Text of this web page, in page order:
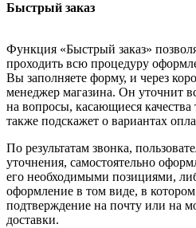
Быстрый заказ
Функция «Быстрый заказ»
проходить всю процедуру
Вы заполняете форму, и через
менеджер магазина. Он уточнит
на вопросы, касающиеся качества
также подскажет о вариантах
По результатам звонка,
уточнения, самостоятельно
его необходимыми позициями,
оформление в том виде, в котором
подтверждение на почту или на
доставки.